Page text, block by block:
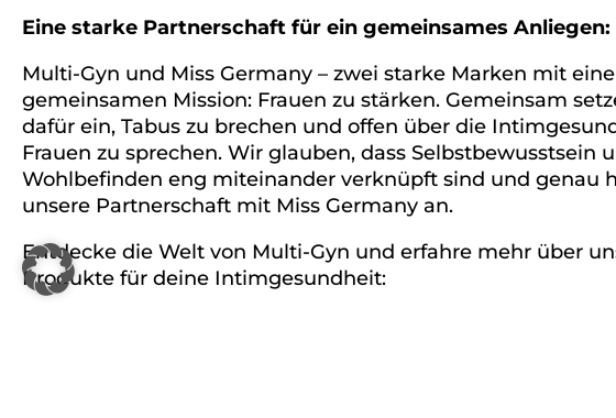
Eine starke Partnerschaft für ein gemeinsames Anliegen:
Multi-Gyn und Miss Germany – zwei starke Marken mit
gemeinsamen Mission: Frauen zu stärken. Gemeinsam
dafür ein, Tabus zu brechen und offen über die
Frauen zu sprechen. Wir glauben, dass Selbstbewusstsein
Wohlbefinden eng miteinander verknüpft sind und genau
unsere Partnerschaft mit Miss Germany an.
Entdecke die Welt von Multi-Gyn und erfahre mehr über
Produkte für deine Intimgesundheit: